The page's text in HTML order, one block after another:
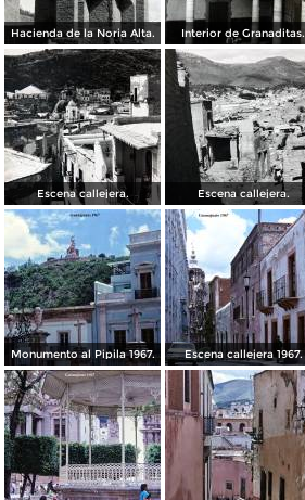
Hacienda de la Noria Alta. Interior de Granaditas.
Escena callejera. Escena callejera.
Monumento al Pipila 1967. Escena callejera 1967.